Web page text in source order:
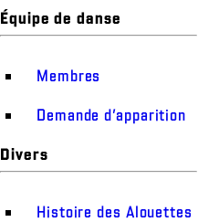
Équipe de danse
Membres
Demande d’apparition
Divers
Histoire des Alouettes